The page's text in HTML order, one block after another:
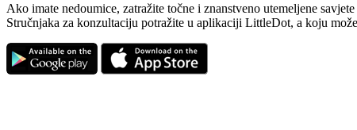
Ako imate nedoumice, zatražite točne i znanstveno utemeljene
Stručnjaka za konzultaciju potražite u aplikaciji LittleDot, a koju